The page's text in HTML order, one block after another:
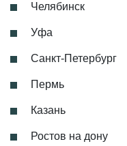
Челябинск
Уфа
Санкт-Петербург
Пермь
Казань
Ростов на дону